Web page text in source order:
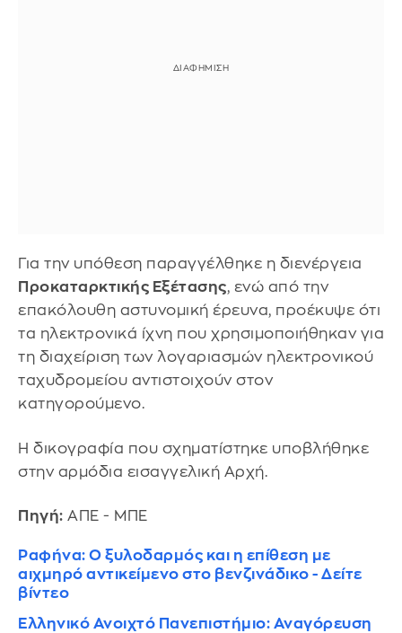
Για την υπόθεση παραγγέλθηκε η διενέργεια
Προκαταρκτικής Εξέτασης, ενώ από την
επακόλουθη αστυνομική έρευνα, προέκυψε ότι
τα ηλεκτρονικά ίχνη που χρησιμοποιήθηκαν για
τη διαχείριση των λογαριασμών ηλεκτρονικού
ταχυδρομείου αντιστοιχούν στον
κατηγορούμενο.
Η δικογραφία που σχηματίστηκε υποβλήθηκε
στην αρμόδια εισαγγελική Αρχή.
Πηγή: ΑΠΕ - ΜΠΕ
Ραφήνα: Ο ξυλοδαρμός και η επίθεση με
αιχμηρό αντικείμενο στο βενζινάδικο - Δείτε
βίντεο
Ελληνικό Ανοιχτό Πανεπιστήμιο: Αναγόρευση